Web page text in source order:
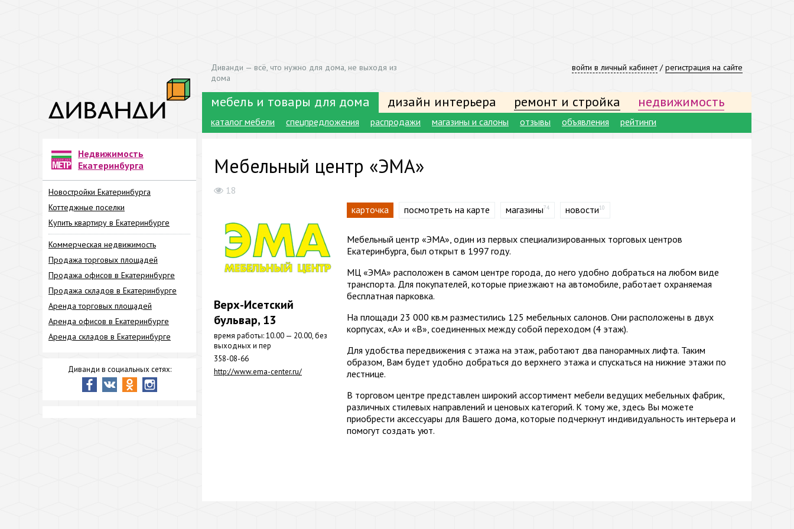
войти в личный кабинет/регистрация на сайте
Диванди — всё, что нужно для дома, не выходя из
дома
мебель и товары для дома дизайн интерьера ремонт и стройка недвижимость
каталог мебели спецпредложения распродажи магазины и салоны отзывы объявления рейтинги
Недвижимость
Екатеринбурга
Новостройки Екатеринбурга
Коттеджные поселки
Купить квартиру в Екатеринбурге
Коммерческая недвижимость
Продажа торговых площадей
Продажа офисов в Екатеринбурге
Продажа складов в Екатеринбурге
Аренда торговых площадей
Аренда офисов в Екатеринбурге
Аренда складов в Екатеринбурге
Диванди в социальных сетях:
Мебельный центр «ЭМА»
18
Верх-Исетский
бульвар, 13
время работы: 10.00 — 20.00, без
выходных и пер
358-08-66
http://www.ema-center.ru/
карточка посмотреть на карте магазины74 новости10
Мебельный центр «ЭМА», один из первых специализированных торговых центров
Екатеринбурга, был открыт в 1997 году.
МЦ «ЭМА» расположен в самом центре города, до него удобно добраться на любом виде
транспорта. Для покупателей, которые приезжают на автомобиле, работает охраняемая
бесплатная парковка.
На площади 23 000 кв.м разместились 125 мебельных салонов. Они расположены в двух
корпусах, «А» и «В», соединенных между собой переходом (4 этаж).
Для удобства передвижения с этажа на этаж, работают два панорамных лифта. Таким
образом, Вам будет удобно добраться до верхнего этажа и спускаться на нижние этажи по
лестнице.
В торговом центре представлен широкий ассортимент мебели ведущих мебельных фабрик,
различных стилевых направлений и ценовых категорий. К тому же, здесь Вы можете
приобрести аксессуары для Вашего дома, которые подчеркнут индивидуальность интерьера и
помогут создать уют.